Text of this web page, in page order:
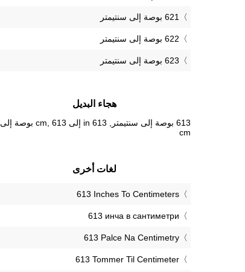
621 بوصة إلى سنتيمتر
622 بوصة إلى سنتيمتر
623 بوصة إلى سنتيمتر
هجاء البديل
613 بوصة إلى سنتيمتر, 613 in إلى cm, 613 بوصة إلى
cm
لغات أخرى
‎613 Inches To Centimeters
‎613 инча в сантиметри
‎613 Palce Na Centimetry
‎613 Tommer Til Centimeter